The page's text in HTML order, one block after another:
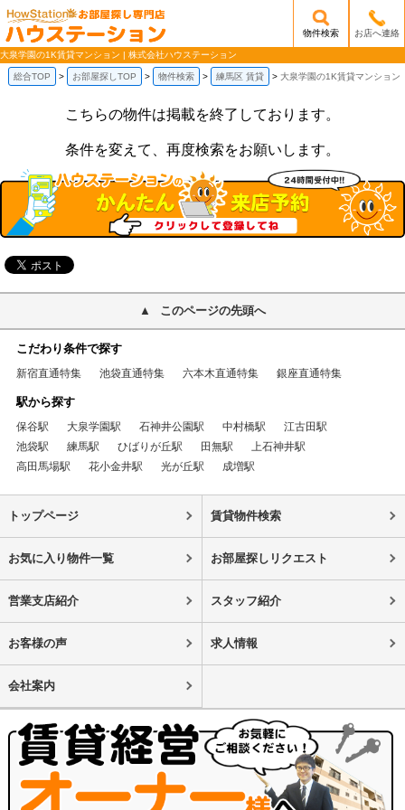
/mobile_img/head-logo.png
物件検索 お店へ連絡
大泉学園の1K賃貸マンション | 株式会社ハウステーション
総合TOP お部屋探しTOP 物件検索 練馬区 賃貸 大泉学園の1K賃貸マンション
こちらの物件は掲載を終了しております。
条件を変えて、再度検索をお願いします。
このページの先頭へ
こだわり条件で探す
新宿直通特集 池袋直通特集 六本木直通特集 銀座直通特集
駅から探す
保谷駅 大泉学園駅 石神井公園駅 中村橋駅
江古田駅
池袋駅
練馬駅 ひばりが丘駅 田無駅
上石神井駅
高田馬場駅
花小金井駅 光が丘駅 成増駅
トップページ 賃貸物件検索
お気に入り物件一覧 お部屋探しリクエスト
営業支店紹介 スタッフ紹介
お客様の声 求人情報
会社案内